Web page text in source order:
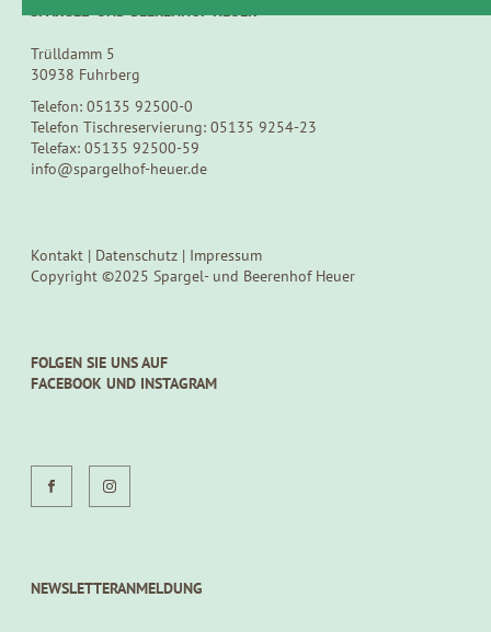
SPARGEL- UND BEERENHOF HEUER
Trülldamm 5
30938 Fuhrberg
Telefon: 05135 92500-0
Telefon Tischreservierung: 05135 9254-23
Telefax: 05135 92500-59
info@spargelhof-heuer.de
Kontakt | Datenschutz | Impressum
Copyright ©2025 Spargel- und Beerenhof Heuer
FOLGEN SIE UNS AUF
FACEBOOK UND INSTAGRAM
NEWSLETTERANMELDUNG